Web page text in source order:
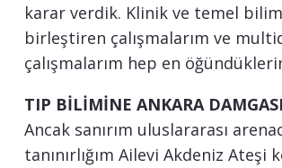
karar verdik. Klinik ve temel
birleştiren çalışmalarım ve
çalışmalarım hep en
TIP BİLİMİNE ANKARA DAMGASI
Ancak sanırım uluslararası
tanınırlığım Ailevi Akdeniz Ateşi